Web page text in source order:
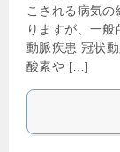
こされる病気
りますが、一
動脈疾患 冠状
酸素や […]